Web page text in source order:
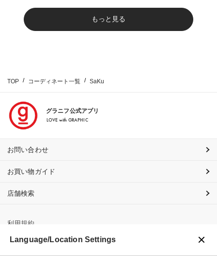
もっと見る
TOP コーディネート一覧 SaKu
グラニフ公式アプリ
LOVE with GRAPHIC
お問い合わせ
お買い物ガイド
店舗検索
利用規約
プライバシーポリシー
Language/Location Settings